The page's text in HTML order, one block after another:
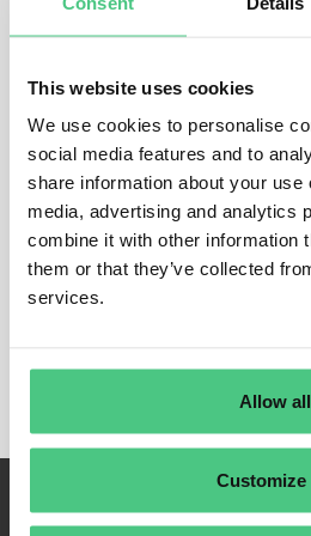
This website uses cookies
We use cookies to personalise
social media features and to
share information about your
media, advertising and analytics
combine it with other information
them or that they’ve collected
services.
Allow all
Customize
con la taxonomía de la UE
Cuota degastos de capital
la taxonomía de la UE
gastos operativos (OpEx
admisible con la taxonomía de la
Hay que prestar especial atención al
de calcular los KPI, la empresa debe
utilizar los mismos principios contables